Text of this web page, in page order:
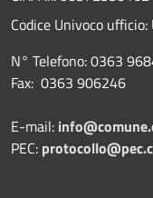
Codice Univoco ufficio:
N° Telefono: 0363
Fax: 0363 906246
E-mail:
PEC: